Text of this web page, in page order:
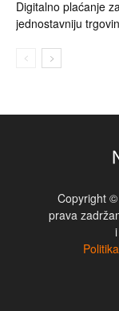
Digitalno plaćanje za
jednostavniju
Copyright
prava